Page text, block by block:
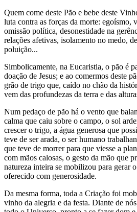
Quem come deste Pão e bebe deste
luta contra as forças da morte: egoísmo,
omissão política, desonestidade na
relações afetivas, isolamento no medo,
poluição...
Simbolicamente, na Eucaristia, o pão é
doação de Jesus; e ao comermos deste
grão de trigo que, caído no chão da
vem das profundezas da terra e das
Num pedaço de pão há o vento que
calma que caiu sobre o campo, o sol
crescer o trigo, a água generosa que
teve de ser arada, o ser humano
que teve de morrer para que viesse a
com mãos calosas, o gesto da mão que
natureza inteira se mobilizou para gerar
oferecido com generosidade.
Da mesma forma, toda a Criação foi
vinho da alegria e da festa. Diante de